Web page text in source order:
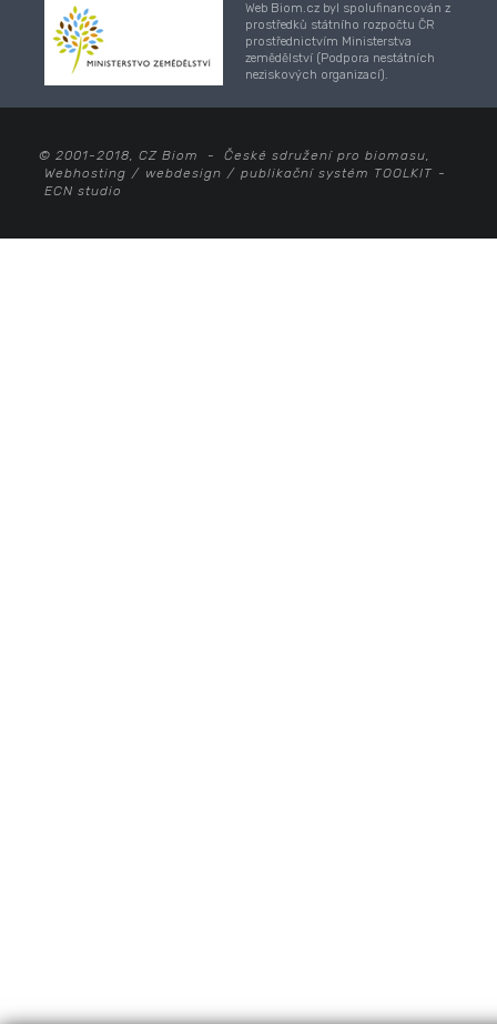
Web Biom.cz byl spolufinancován z
prostředků státního rozpočtu ČR
prostřednictvím Ministerstva
zemědělství (Podpora nestátních
neziskových organizací).
© 2001-2018, CZ Biom - České sdružení pro biomasu,
Webhosting / webdesign / publikační systém TOOLKIT -
ECN studio